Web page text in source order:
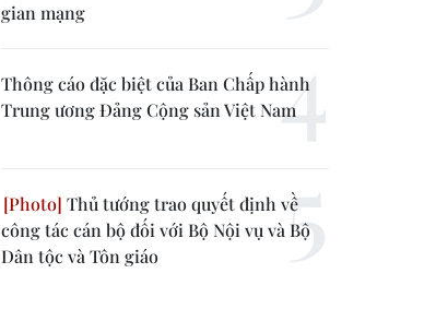
gian mạng
Thông cáo đặc biệt của Ban Chấp hành
Trung ương Đảng Cộng sản Việt Nam
Thủ tướng trao quyết định về
công tác cán bộ đối với Bộ Nội vụ và Bộ
Dân tộc và Tôn giáo